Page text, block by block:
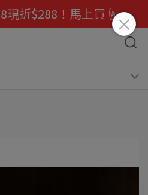
現折$288！馬上買☝️